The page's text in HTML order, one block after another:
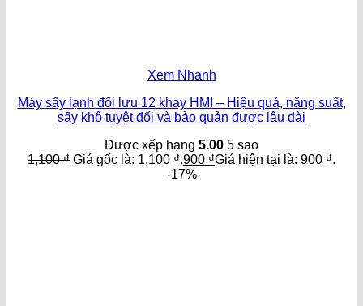
Xem Nhanh
Máy sấy lạnh đối lưu 12 khay HMI – Hiệu quả, năng suất,
sấy khô tuyệt đối và bảo quản được lâu dài
Được xếp hạng 5.00 5 sao
1,100₫ Giá gốc là: 1,100 ₫.900 ₫Giá hiện tại là: 900 ₫.
-17%